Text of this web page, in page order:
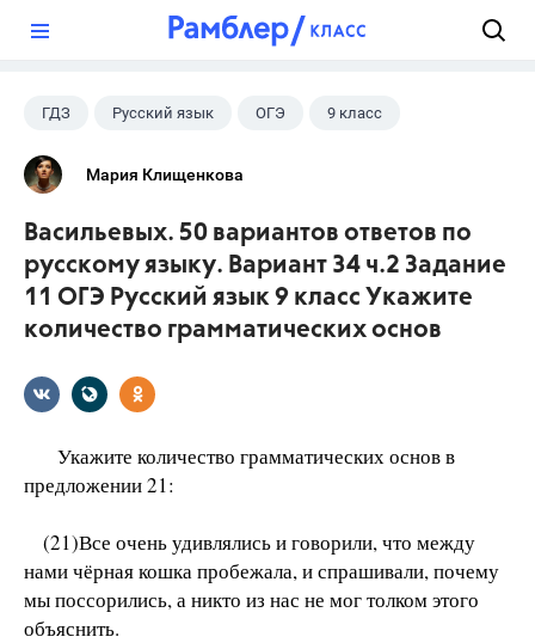
ГДЗ Русский язык ОГЭ 9 класс
+1
Мария Клищенкова
Васильевых. 50 вариантов ответов по
русскому языку. Вариант 34 ч.2 Задание
11 ОГЭ Русский язык 9 класс Укажите
количество грамматических основ
Укажите количество грамматических основ в
предложении 21:
(21)Все очень удивлялись и говорили, что между
нами чёрная кошка пробежала, и спрашивали, почему
мы поссорились, а никто из нас не мог толком этого
объяснить.